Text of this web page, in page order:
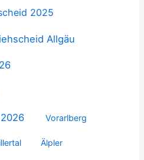
2025
Allgäu
Vorarlberg
Älpler